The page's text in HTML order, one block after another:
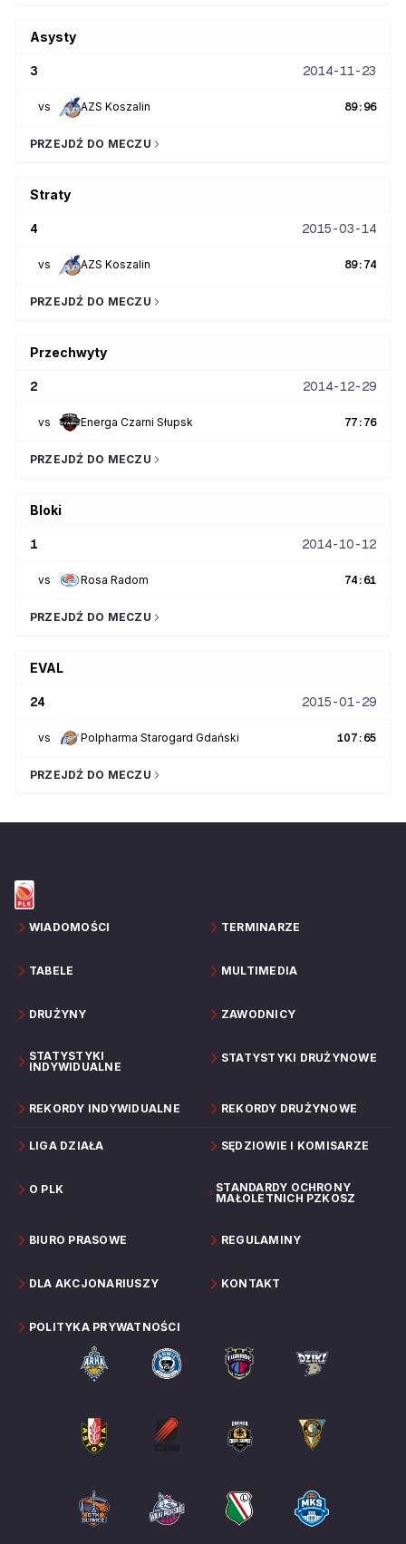
Asysty
3 2014-11-23
vs AZS Koszalin 89: 96
PRZEJDŹ DO MECZU
Straty
4 2015-03-14
vs AZS Koszalin 89: 74
PRZEJDŹ DO MECZU
Przechwyty
2 2014-12-29
vs Energa Czarni Słupsk 77 : 76
PRZEJDŹ DO MECZU
Bloki
1 2014-10-12
vs Rosa Radom 74 : 61
PRZEJDŹ DO MECZU
EVAL
24 2015-01-29
vs Polpharma Starogard Gdański 107 : 65
PRZEJDŹ DO MECZU
WIADOMOŚCI TERMINARZE
TABELE MULTIMEDIA
DRUŻYNY ZAWODNICY
STATYSTYKI
INDYWIDUALNE
STATYSTYKI DRUŻYNOWE
REKORDY INDYWIDUALNE REKORDY DRUŻYNOWE
LIGA DZIAŁA SĘDZIOWIE I KOMISARZE
O PLK
STANDARDY OCHRONY
MAŁOLETNICH PZKOSZ
BIURO PRASOWE REGULAMINY
DLA AKCJONARIUSZY KONTAKT
POLITYKA PRYWATNOŚCI